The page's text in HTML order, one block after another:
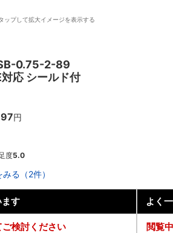
ップして拡大イメージを表示する
0.75-2-89
応 シールド付
円
度5.0
る（2件）
す
検討ください
よく
閲覧